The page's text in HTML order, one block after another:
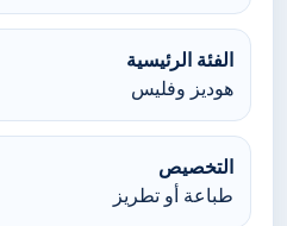
الفئة الرئيسية
هوديز وفليس
التخصيص
طباعة أو تطريز